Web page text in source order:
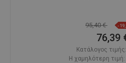
95,40 € -
76,39
Κατάλογος τιμής:
Η χαμηλότερη